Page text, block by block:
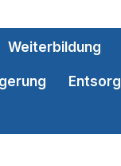
Weiterbildung